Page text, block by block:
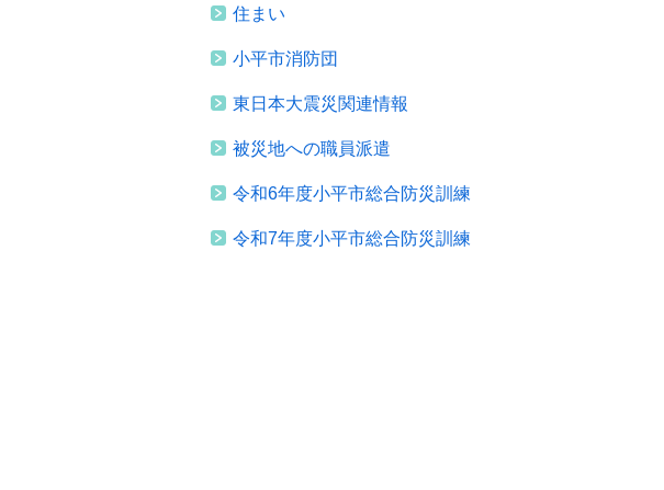
住まい
小平市消防団
東日本大震災関連情報
被災地への職員派遣
令和6年度小平市総合防災訓練
令和7年度小平市総合防災訓練